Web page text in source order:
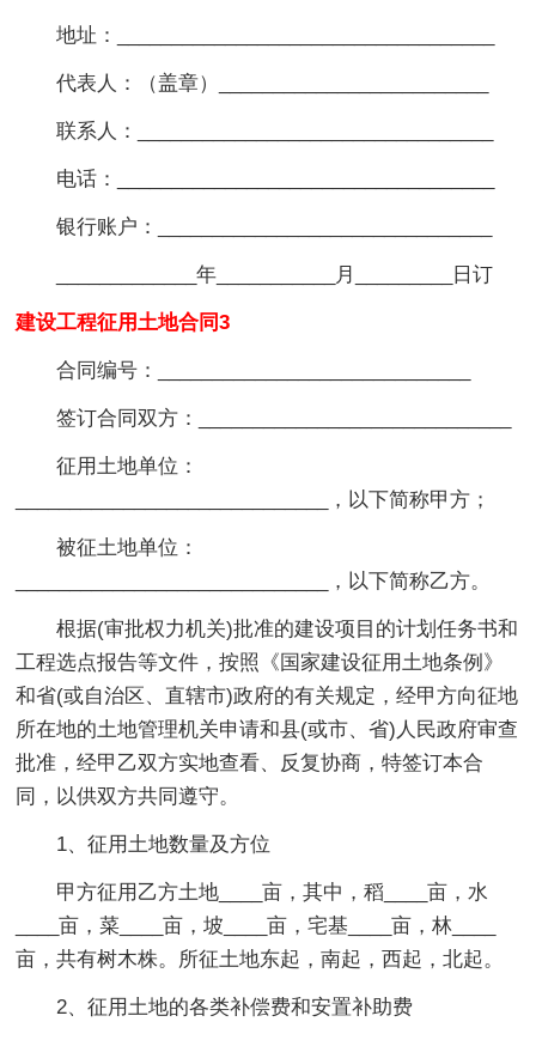
地址：___________________________________
代表人：（盖章）_________________________
联系人：_________________________________
电话：___________________________________
银行账户：_______________________________
_____________年___________月_________日订
建设工程征用土地合同3
合同编号：_____________________________
签订合同双方：_____________________________
征用土地单位：
_____________________________，以下简称甲方；
被征土地单位：
_____________________________，以下简称乙方。
根据(审批权力机关)批准的建设项目的计划任务书和
工程选点报告等文件，按照《国家建设征用土地条例》
和省(或自治区、直辖市)政府的有关规定，经甲方向征地
所在地的土地管理机关申请和县(或市、省)人民政府审查
批准，经甲乙双方实地查看、反复协商，特签订本合
同，以供双方共同遵守。
1、征用土地数量及方位
甲方征用乙方土地____亩，其中，稻____亩，水
____亩，菜____亩，坡____亩，宅基____亩，林____
亩，共有树木株。所征土地东起，南起，西起，北起。
2、征用土地的各类补偿费和安置补助费